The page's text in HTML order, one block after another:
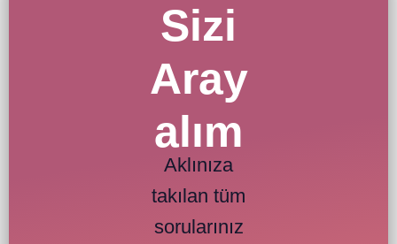
Sizi
Aray
alım
Aklınıza
takılan tüm
sorularınız